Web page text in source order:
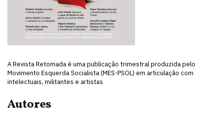
A Revista Retomada é uma publicação trimestral produzida pelo
Movimento Esquerda Socialista (MES-PSOL) em articulação com
intelectuais, militantes e artistas
Autores